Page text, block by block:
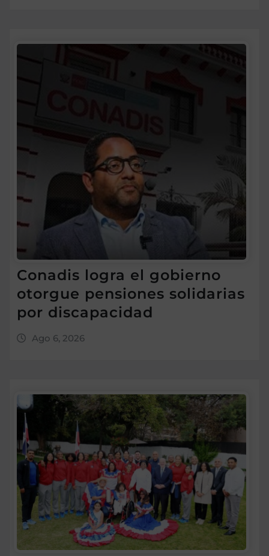
Conadis logra el gobierno
otorgue pensiones solidarias
por discapacidad
Ago 6, 2026